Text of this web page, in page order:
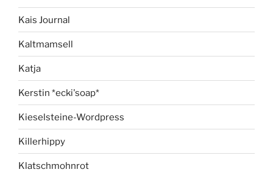
Kais Journal
Kaltmamsell
Katja
Kerstin *ecki'soap*
Kieselsteine-Wordpress
Killerhippy
Klatschmohnrot